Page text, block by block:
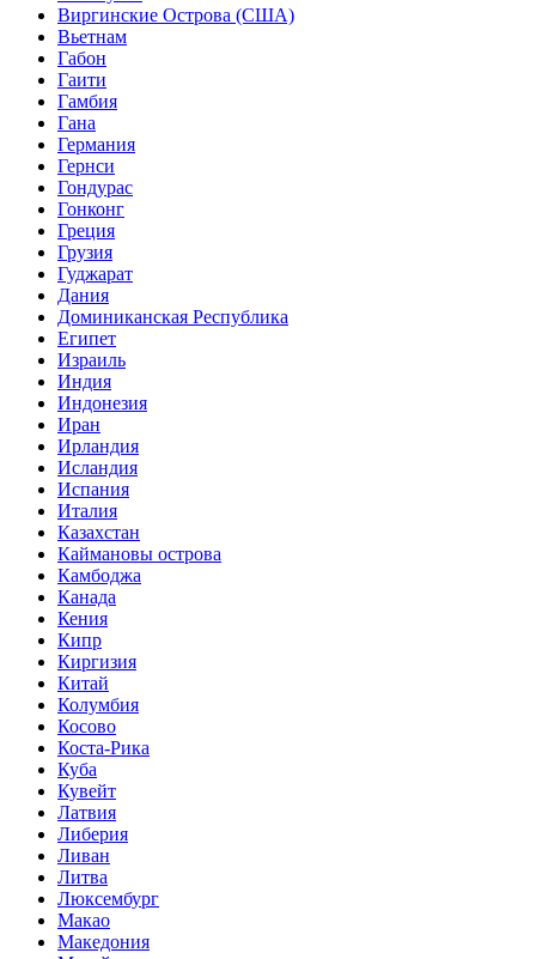
Виргинские Острова (США)
Вьетнам
Габон
Гаити
Гамбия
Гана
Германия
Гернси
Гондурас
Гонконг
Греция
Грузия
Гуджарат
Дания
Доминиканская Республика
Египет
Израиль
Индия
Индонезия
Иран
Ирландия
Исландия
Испания
Италия
Казахстан
Каймановы острова
Камбоджа
Канада
Кения
Кипр
Киргизия
Китай
Колумбия
Косово
Коста-Рика
Куба
Кувейт
Латвия
Либерия
Ливан
Литва
Люксембург
Макао
Македония